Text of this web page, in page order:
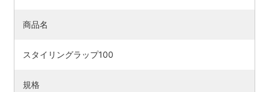
商品名
スタイリングラップ100
規格